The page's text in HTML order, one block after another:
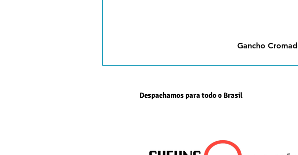
Gancho
Despachamos para todo o Brasil